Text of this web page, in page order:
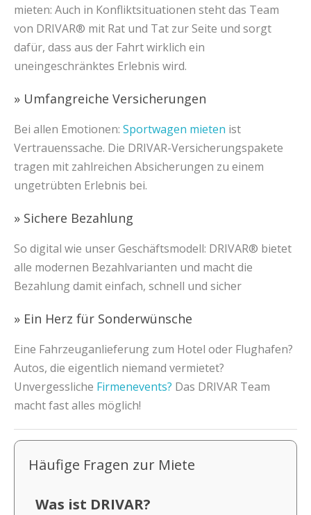
mieten: Auch in Konfliktsituationen steht das Team
von DRIVAR® mit Rat und Tat zur Seite und sorgt
dafür, dass aus der Fahrt wirklich ein
uneingeschränktes Erlebnis wird.
» Umfangreiche Versicherungen
Bei allen Emotionen: Sportwagen mieten ist
Vertrauenssache. Die DRIVAR-Versicherungspakete
tragen mit zahlreichen Absicherungen zu einem
ungetrübten Erlebnis bei.
» Sichere Bezahlung
So digital wie unser Geschäftsmodell: DRIVAR® bietet
alle modernen Bezahlvarianten und macht die
Bezahlung damit einfach, schnell und sicher
» Ein Herz für Sonderwünsche
Eine Fahrzeuganlieferung zum Hotel oder Flughafen?
Autos, die eigentlich niemand vermietet?
Unvergessliche Firmenevents? Das DRIVAR Team
macht fast alles möglich!
Häufige Fragen zur Miete
Was ist DRIVAR?